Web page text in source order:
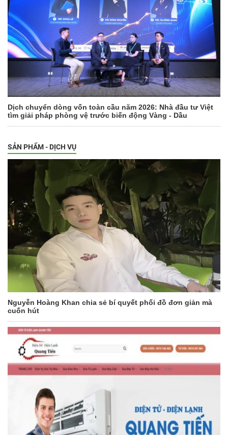
Dịch chuyển dòng vốn toàn cầu năm 2026: Nhà đầu tư Việt
tìm giải pháp phòng vệ trước biến động Vàng - Dầu
SẢN PHẨM - DỊCH VỤ
Nguyễn Hoàng Khan chia sẻ bí quyết phối đồ đơn giản mà
cuốn hút